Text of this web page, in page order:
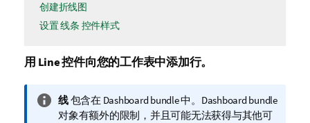
创建折线图
设置 线条 控件样式
用 Line控件向您的工作表中添加行。
信
息
线包含在 Dashboard bundle中。 Dashboard bundle
对象有额外的限制，并且可能无法获得与其他可